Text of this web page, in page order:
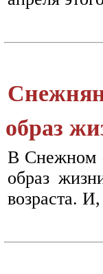
образ
В Снежном
образ
возраста.